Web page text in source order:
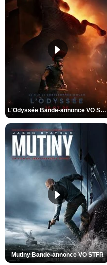
L'Odyssée Bande-annonce VO STFR
Mutiny Bande-annonce VO STFR